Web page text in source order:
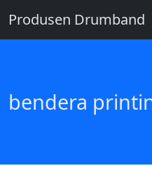
Produsen Drumband
bendera